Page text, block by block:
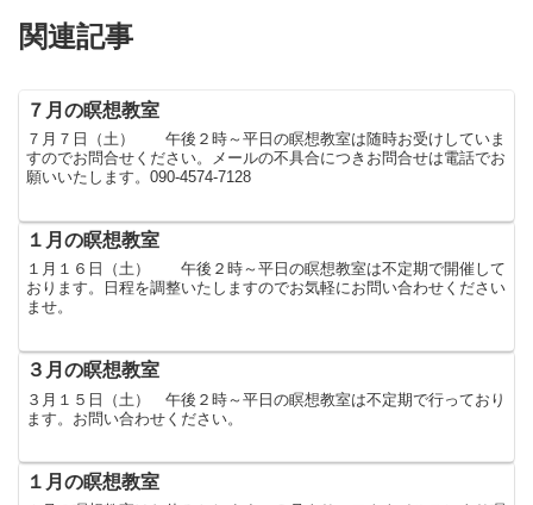
関連記事
７月の瞑想教室
７月７日（土） 午後２時～平日の瞑想教室は随時お受けしていま
すのでお問合せください。メールの不具合につきお問合せは電話でお
願いいたします。090-4574-7128
１月の瞑想教室
１月１６日（土） 午後２時～平日の瞑想教室は不定期で開催して
おります。日程を調整いたしますのでお気軽にお問い合わせください
ませ。
３月の瞑想教室
３月１５日（土） 午後２時～平日の瞑想教室は不定期で行っており
ます。お問い合わせください。
１月の瞑想教室